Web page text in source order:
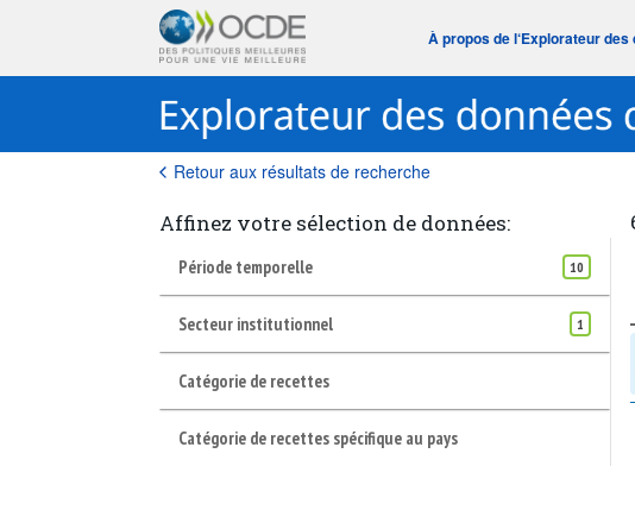
À propos de l‘Explorateur des
Retour aux résultats de recherche
Affinez votre sélection de données:
Période temporelle 10
Secteur institutionnel 1
Catégorie de recettes
Catégorie de recettes spécifique au pays